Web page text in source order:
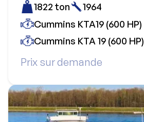
Prix sur demande
1822 ton
1964
Cummins KTA19 (600 HP)
Cummins KTA 19 (600 HP)